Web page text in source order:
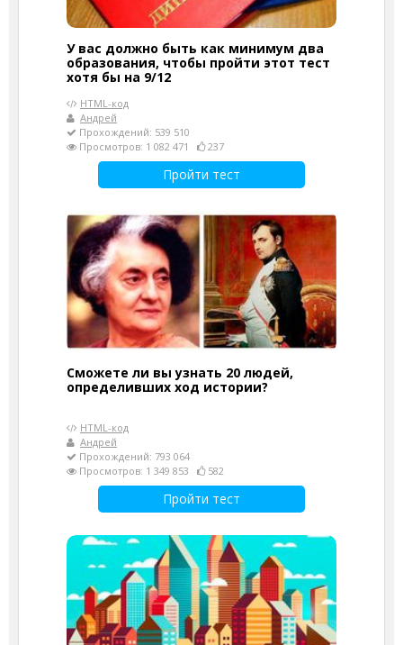
У вас должно быть как минимум два
образования, чтобы пройти этот тест
хотя бы на 9/12
HTML-код
Андрей
Прохождений: 539 510
Просмотров: 1 082 471
237
Пройти тест
Сможете ли вы узнать 20 людей,
определивших ход истории?
HTML-код
Андрей
Прохождений: 793 064
Просмотров: 1 349 853
582
Пройти тест